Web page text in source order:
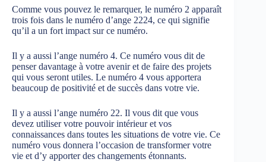
Comme vous pouvez le remarquer, le numéro 2 apparaît
trois fois dans le numéro d’ange 2224, ce qui signifie
qu’il a un fort impact sur ce numéro.
Il y a aussi l’ange numéro 4. Ce numéro vous dit de
penser davantage à votre avenir et de faire des projets
qui vous seront utiles. Le numéro 4 vous apportera
beaucoup de positivité et de succès dans votre vie.
Il y a aussi l’ange numéro 22. Il vous dit que vous
devez utiliser votre pouvoir intérieur et vos
connaissances dans toutes les situations de votre vie. Ce
numéro vous donnera l’occasion de transformer votre
vie et d’y apporter des changements étonnants.